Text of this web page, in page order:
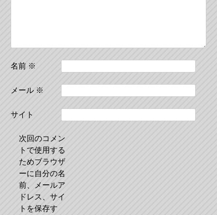
名前 ※
メール ※
サイト
次回のコメン
トで使用する
ためブラウザ
ーに自分の名
前、メールア
ドレス、サイ
トを保存す